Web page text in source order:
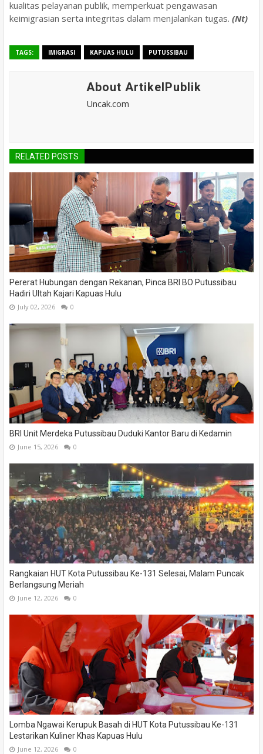
kualitas pelayanan publik, memperkuat pengawasan
keimigrasian serta integritas dalam menjalankan tugas. (Nt)
TAGS: IMIGRASI KAPUAS HULU PUTUSSIBAU
About ArtikelPublik
Uncak.com
RELATED POSTS
Pererat Hubungan dengan Rekanan, Pinca BRI BO Putussibau
Hadiri Ultah Kajari Kapuas Hulu
July 02, 2026 0
BRI Unit Merdeka Putussibau Duduki Kantor Baru di Kedamin
June 15, 2026 0
Rangkaian HUT Kota Putussibau Ke-131 Selesai, Malam Puncak
Berlangsung Meriah
June 12, 2026 0
Lomba Ngawai Kerupuk Basah di HUT Kota Putussibau Ke-131
Lestarikan Kuliner Khas Kapuas Hulu
June 12, 2026 0